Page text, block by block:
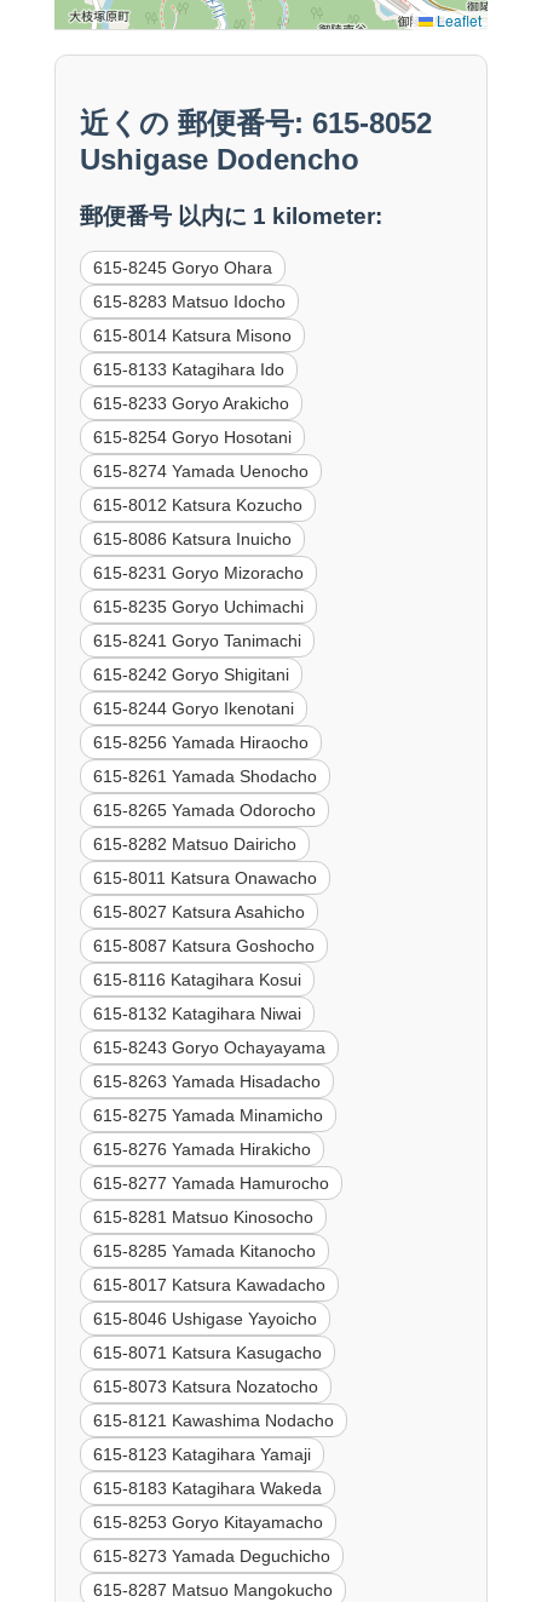
Leaflet
近くの 郵便番号: 615-8052
Ushigase Dodencho
郵便番号 以内に 1 kilometer:
615-8245 Goryo Ohara
615-8283 Matsuo Idocho
615-8014 Katsura Misono
615-8133 Katagihara Ido
615-8233 Goryo Arakicho
615-8254 Goryo Hosotani
615-8274 Yamada Uenocho
615-8012 Katsura Kozucho
615-8086 Katsura Inuicho
615-8231 Goryo Mizoracho
615-8235 Goryo Uchimachi
615-8241 Goryo Tanimachi
615-8242 Goryo Shigitani
615-8244 Goryo Ikenotani
615-8256 Yamada Hiraocho
615-8261 Yamada Shodacho
615-8265 Yamada Odorocho
615-8282 Matsuo Dairicho
615-8011 Katsura Onawacho
615-8027 Katsura Asahicho
615-8087 Katsura Goshocho
615-8116 Katagihara Kosui
615-8132 Katagihara Niwai
615-8243 Goryo Ochayayama
615-8263 Yamada Hisadacho
615-8275 Yamada Minamicho
615-8276 Yamada Hirakicho
615-8277 Yamada Hamurocho
615-8281 Matsuo Kinosocho
615-8285 Yamada Kitanocho
615-8017 Katsura Kawadacho
615-8046 Ushigase Yayoicho
615-8071 Katsura Kasugacho
615-8073 Katsura Nozatocho
615-8121 Kawashima Nodacho
615-8123 Katagihara Yamaji
615-8183 Katagihara Wakeda
615-8253 Goryo Kitayamacho
615-8273 Yamada Deguchicho
615-8287 Matsuo Mangokucho